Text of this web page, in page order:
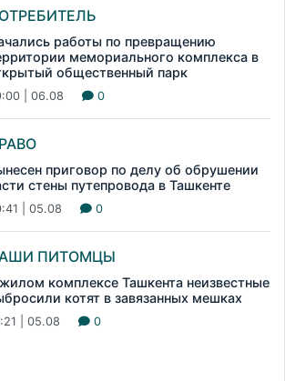
работы по превращению
мемориального комплекса в
общественный парк
| 06.08 0
приговор по делу об обрушении
стены путепровода в Ташкенте
| 05.08 0
ПИТОМЦЫ
комплексе Ташкента неизвестные
котят в завязанных мешках
| 05.08 0